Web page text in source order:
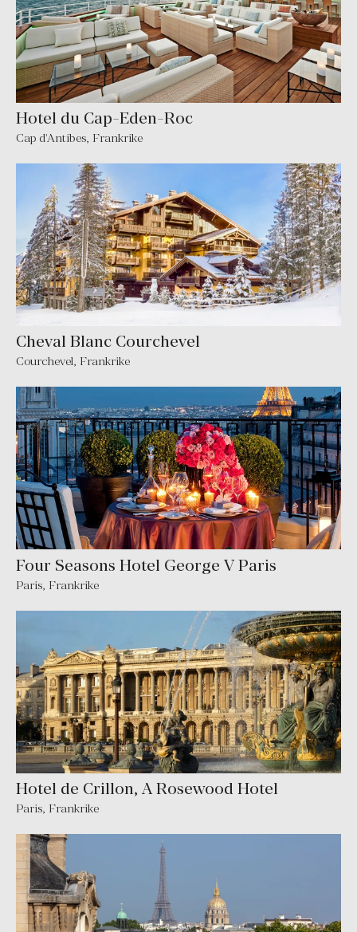
Hotel du Cap-Eden-Roc
Cap d'Antibes, Frankrike
Cheval Blanc Courchevel
Courchevel, Frankrike
Four Seasons Hotel George V Paris
Paris, Frankrike
Hotel de Crillon, A Rosewood Hotel
Paris, Frankrike